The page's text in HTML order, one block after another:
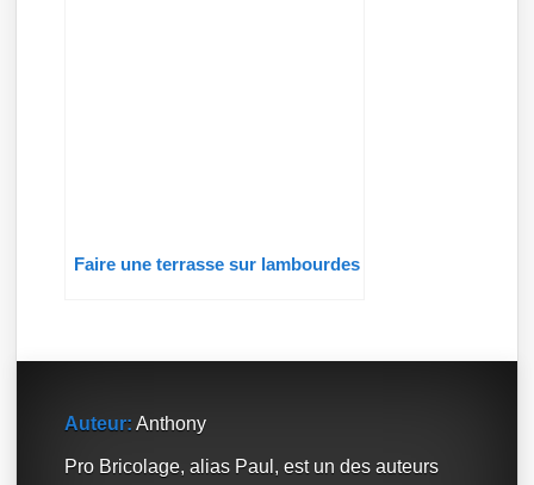
Faire une terrasse sur lambourdes
Auteur: Anthony
Pro Bricolage, alias Paul, est un des auteurs